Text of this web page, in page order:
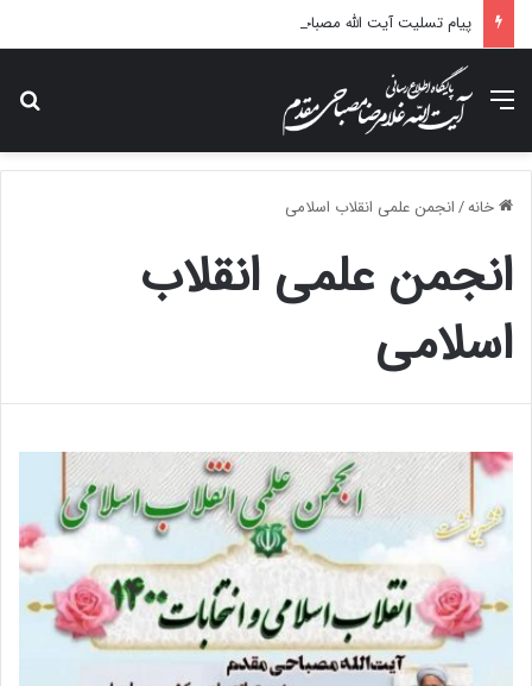
منو
خانه/انجمن علمی انقلاب اسلامی
انجمن علمی انقلاب
اسلامی